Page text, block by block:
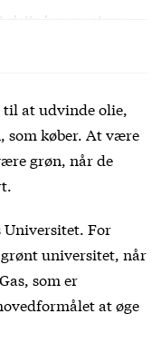
kommentarer,
til at udvinde olie,
som køber. At være
grøn, når de
Universitet. For
universitet, når
som er
at øge